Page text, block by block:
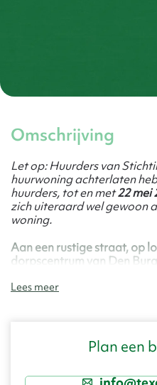
Omschrijving
Let op: Huurders van
huurwoning achterlaten
huurders, tot en met22 mei
zich uiteraard wel gewoon
woning.
Aan een rustige straat, op
dorpscentrum van Den
eigen grond. De woning
Via de entree betreedt u de
Lees meer
Plan een